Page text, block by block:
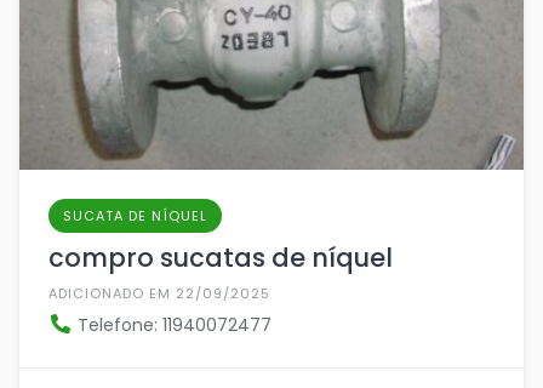
SUCATA DE NÍQUEL
compro sucatas de níquel
ADICIONADO EM 22/09/2025
Telefone: 11940072477